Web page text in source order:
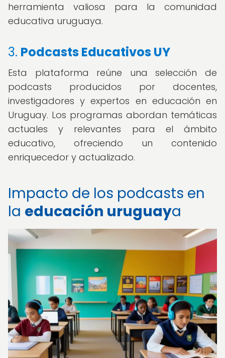
herramienta valiosa para la comunidad
educativa uruguaya.
3. Podcasts Educativos UY
Esta plataforma reúne una selección de
podcasts producidos por docentes,
investigadores y expertos en educación en
Uruguay. Los programas abordan temáticas
actuales y relevantes para el ámbito
educativo, ofreciendo un contenido
enriquecedor y actualizado.
Impacto de los podcasts en
la educación uruguaya